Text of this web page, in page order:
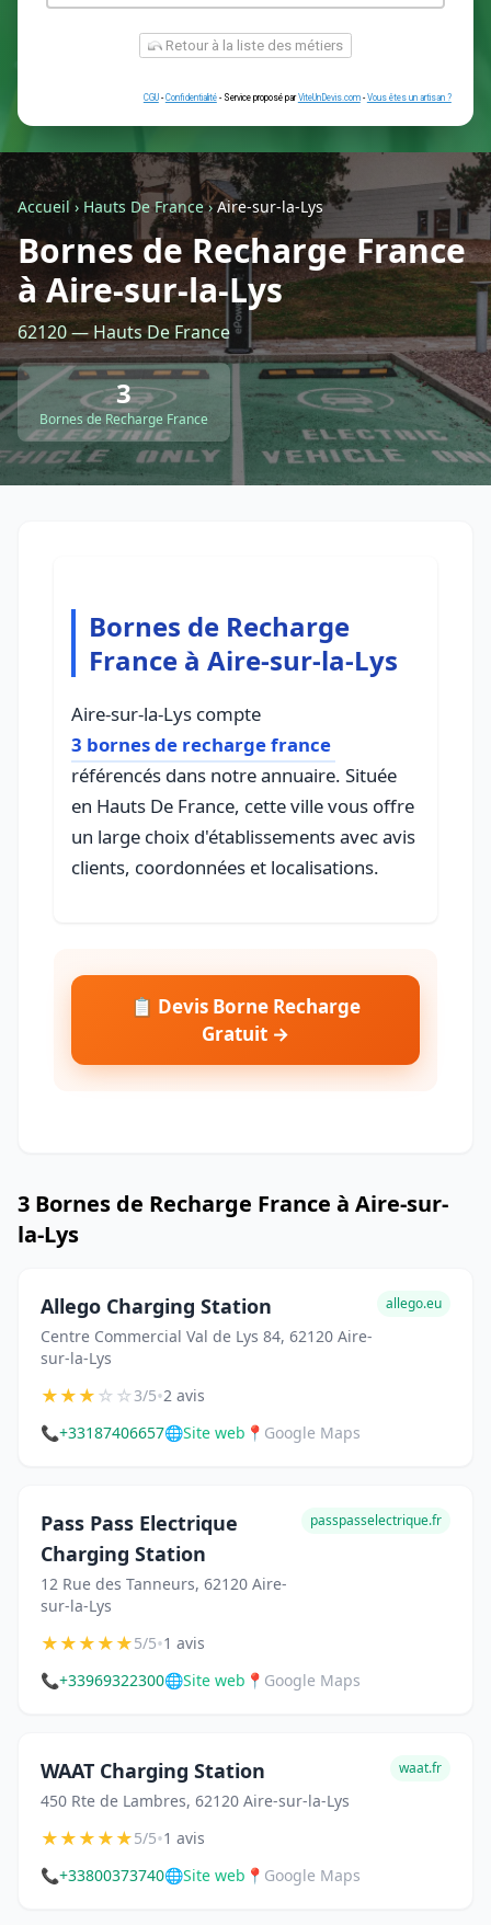
Une simple prise
Je ne sais pas encore
Autre
Retour à la liste des métiers
CGU-Confidentialité- Service proposé parViteUnDevis.com-Vous
Accueil› Hauts De France›Aire-sur-la-Lys
Bornes de Recharge France
à Aire-sur-la-Lys
62120 — Hauts De France
3
Bornes de Recharge France
Bornes de Recharge
France à Aire-sur-la-Lys
Aire-sur-la-Lys compte
3 bornes de recharge france
référencés dans notre annuaire. Située
en Hauts De France, cette ville vous offre
un large choix d'établissements avec avis
clients, coordonnées et localisations.
📋 Devis Borne Recharge
Gratuit →
3 Bornes de Recharge France à Aire-sur-
la-Lys
Allego Charging Station
Centre Commercial Val de Lys 84, 62120 Aire-
sur-la-Lys
allego.eu
★★★☆☆3/5•2 avis
📞+33187406657🌐Site web 📍 Google Maps
Pass Pass Electrique
Charging Station
12 Rue des Tanneurs, 62120 Aire-
sur-la-Lys
passpasselectrique.fr
★★★★★5/5•1 avis
📞+33969322300🌐Site web 📍 Google Maps
WAAT Charging Station
450 Rte de Lambres, 62120 Aire-sur-la-Lys
waat.fr
★★★★★5/5•1 avis
📞+33800373740🌐Site web 📍 Google Maps